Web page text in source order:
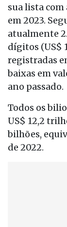
sua lista com
em 2023.
atualmente
dígitos (US$
registradas
baixas em
ano passado.
Todos os
US$ 12,2
bilhões,
de 2022.